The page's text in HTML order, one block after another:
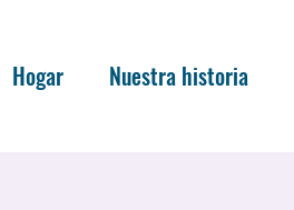
Hogar Nuestra historia